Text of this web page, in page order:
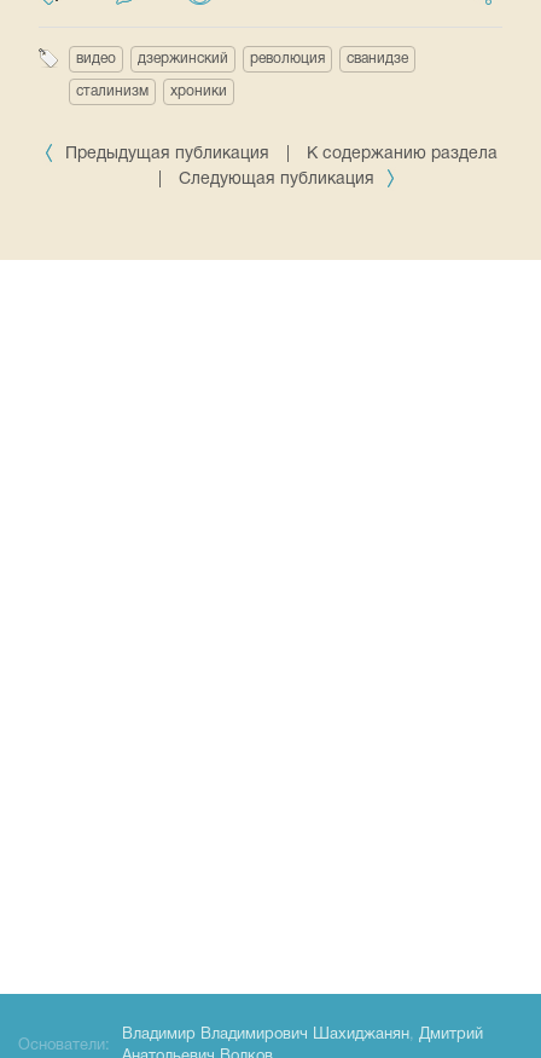
видео дзержинский революция сванидзе
сталинизм хроники
Предыдущая публикация
К содержанию раздела
Следующая публикация
Основатели:
Владимир Владимирович Шахиджанян, Дмитрий